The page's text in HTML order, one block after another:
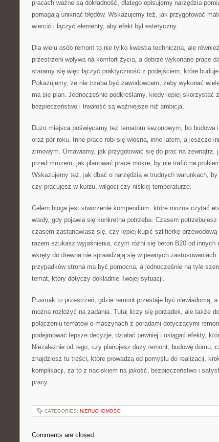
pracach ważne są dokładność, dlatego opisujemy narzędzia
pomagają uniknąć błędów. Wskazujemy też, jak przygotować
wiercić i łączyć elementy, aby efekt był estetyczny.
Dla wielu osób remont to nie tylko kwestia techniczna, ale
przestrzeni wpływa na komfort życia, a dobrze wykonane prace
staramy się więc łączyć praktyczność z podejściem, które
Pokazujemy, że nie trzeba być zawodowcem, żeby wykonać
ma się plan. Jednocześnie podkreślamy, kiedy lepiej skorzystać
bezpieczeństwo i trwałość są ważniejsze niż ambicja.
Dużo miejsca poświęcamy też tematom sezonowym, bo budowa
oraz pór roku. Inne prace robi się wiosną, inne latem, a jeszcze
zimowym. Omawiamy, jak przygotować się do prac na zewnątrz,
przed mrozem, jak planować prace mokre, by nie trafić na
Wskazujemy też, jak dbać o narzędzia w trudnych warunkach, by
czy pracujesz w kurzu, wilgoci czy niskiej temperaturze.
Celem bloga jest stworzenie kompendium, które można czytać
wtedy, gdy pojawia się konkretna potrzeba. Czasem potrzebujesz
czasem zastanawiasz się, czy lepiej kupić szlifierkę
razem szukasz wyjaśnienia, czym różni się beton B20 od innych
wkręty do drewna nie sprawdzają się w pewnych
przypadków strona ma być pomocna, a jednocześnie na tyle
temat, który dotyczy dokładnie Twojej sytuacji.
Pusmak to przestrzeń, gdzie remont przestaje być niewiadomą,
można rozłożyć na zadania. Tutaj liczy się porządek, ale także
połączeniu tematów o maszynach z poradami dotyczącymi
podejmować lepsze decyzje, działać pewniej i osiągać efekty,
Niezależnie od tego, czy planujesz duży remont, budowę domu,
znajdziesz tu treści, które prowadzą od pomysłu do realizacji,
komplikacji, za to z naciskiem na jakość, bezpieczeństwo i
pracy.
CATEGORIES: NIERUCHOMOŚCI
Comments are closed.